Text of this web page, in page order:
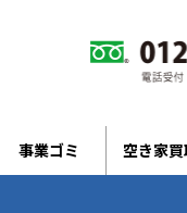
事業ゴミ 空き家買